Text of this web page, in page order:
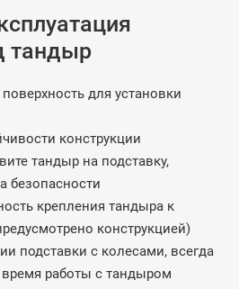
тандыр
для установки
конструкции
тандыр на подставку,
безопасности
крепления тандыра к
конструкцией)
подставки с колесами, всегда
работы с тандыром